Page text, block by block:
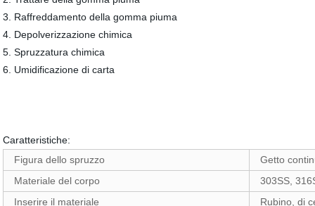
3. Raffreddamento della gomma piuma
4. Depolverizzazione chimica
5. Spruzzatura chimica
6. Umidificazione di carta
Caratteristiche:
Figura dello spruzzo
Getto
Materiale del corpo
303SS,
Inserire il materiale
Rubino, di